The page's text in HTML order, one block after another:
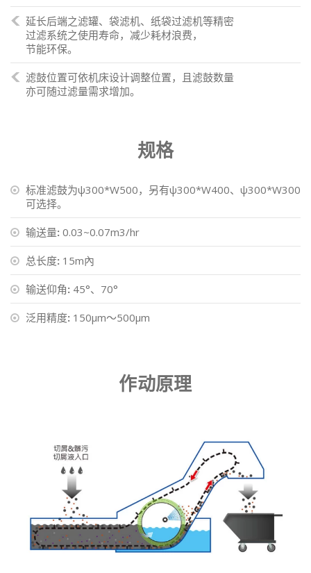
延长后端之滤罐、袋滤机、纸袋过滤机等精密
过滤系统之使用寿命，减少耗材浪费，
节能环保。
滤鼓位置可依机床设计调整位置，且滤鼓数量
亦可随过滤量需求增加。
规格
标准滤鼓为ψ300*W500，另有ψ300*W400、ψ300*W300
可选择。
输送量: 0.03~0.07m3/hr
总长度: 15m內
输送仰角: 45°、70°
泛用精度: 150μm～500μm
作动原理